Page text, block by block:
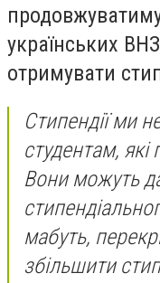
українських
отримувати
Стипендії ми
студентам,
Вони можуть
мабуть,
збільшити